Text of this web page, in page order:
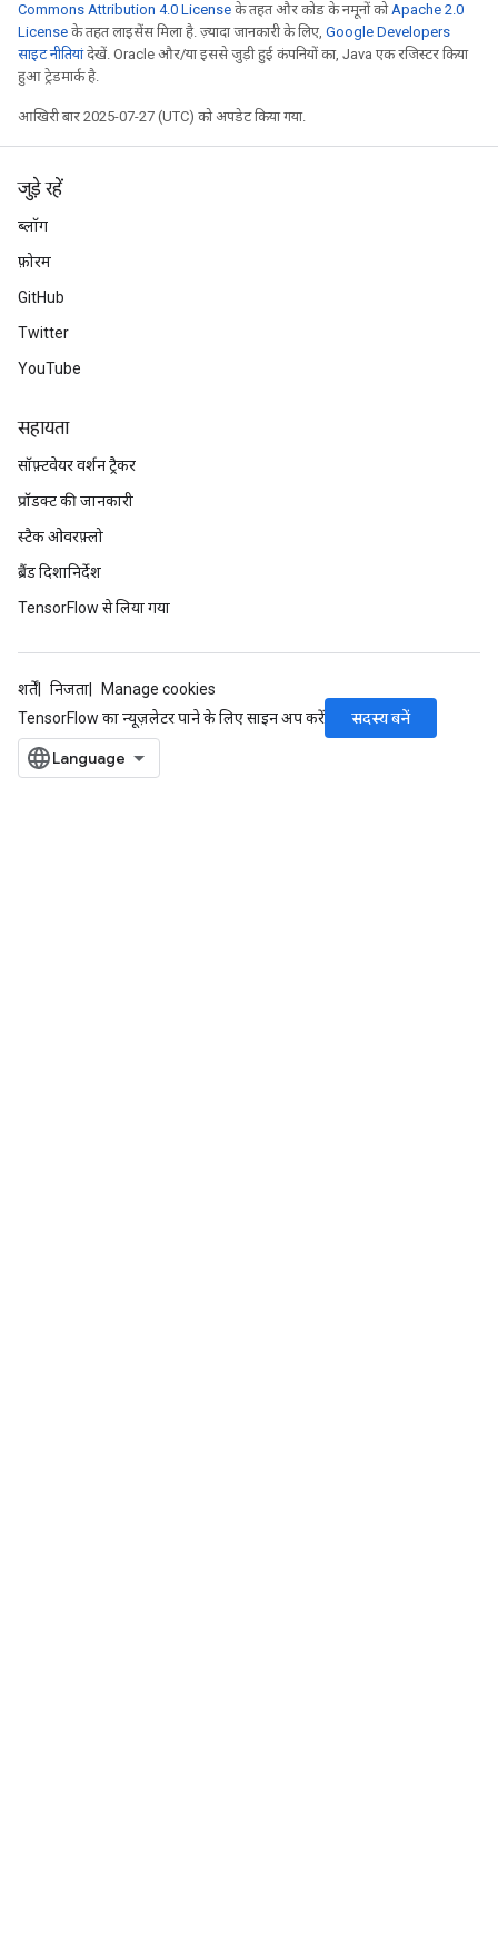
Commons Attribution 4.0 License के तहत और कोड के नमूनों कोApache 2.0
License के तहत लाइसेंस मिला है. ज़्यादा जानकारी के लिए, Google Developers
साइट नीतियांदेखें. Oracle और/या इससे जुड़ी हुई कंपनियों का, Java एक रजिस्टर किया
हुआ ट्रेडमार्क है.
आखिरी बार 2025-07-27 (UTC) को अपडेट किया गया.
जुड़े रहें
ब्लॉग
फ़ोरम
GitHub
Twitter
YouTube
सहायता
सॉफ़्टवेयर वर्शन ट्रैकर
प्रॉडक्ट की जानकारी
स्टैक ओवरफ़्लो
ब्रैंड दिशानिर्देश
TensorFlow से लिया गया
शर्तें निजता
Manage cookies
TensorFlow का न्यूज़लेटर पाने के लिए साइन अप करें
सदस्य बनें